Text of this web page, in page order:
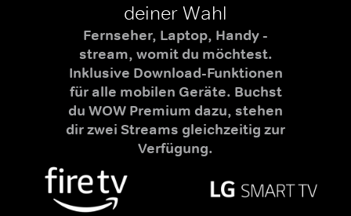
deiner Wahl
Fernseher, Laptop, Handy -
stream, womit du möchtest.
Inklusive Download-Funktionen
für alle mobilen Geräte. Buchst
du WOW Premium dazu, stehen
dir zwei Streams gleichzeitig zur
Verfügung.